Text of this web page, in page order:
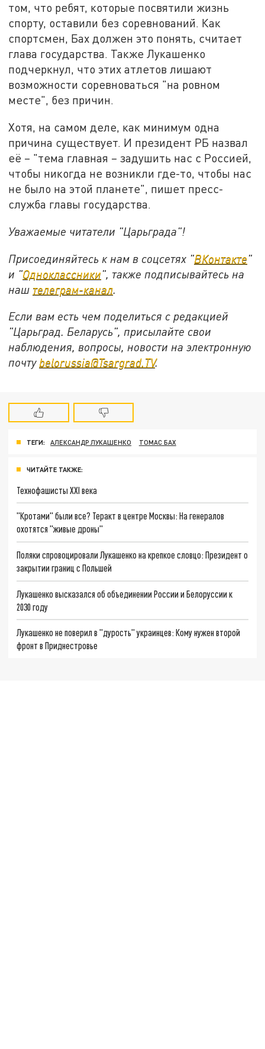
том, что ребят, которые посвятили жизнь
спорту, оставили без соревнований. Как
спортсмен, Бах должен это понять, считает
глава государства. Также Лукашенко
подчеркнул, что этих атлетов лишают
возможности соревноваться "на ровном
месте", без причин.
Хотя, на самом деле, как минимум одна
причина существует. И президент РБ назвал
её – "тема главная – задушить нас с Россией,
чтобы никогда не возникли где-то, чтобы нас
не было на этой планете", пишет пресс-
служба главы государства.
Уважаемые читатели "Царьграда"!
Присоединяйтесь к нам в соцсетях "ВКонтакте"
и "Одноклассники", также подписывайтесь на
наш телеграм-канал
Если вам есть чем поделиться с редакцией
"Царьград. Беларусь", присылайте свои
наблюдения, вопросы, новости на электронную
почту belorussia@Tsargrad.TV.
ТЕГИ: АЛЕКСАНДР ЛУКАШЕНКО ТОМАС БАХ
ЧИТАЙТЕ ТАКЖЕ:
Технофашисты XXI века
"Кротами" были все? Теракт в центре Москвы: На генералов
охотятся "живые дроны"
Поляки спровоцировали Лукашенко на крепкое словцо: Президент о
закрытии границ с Польшей
Лукашенко высказался об объединении России и Белоруссии к
2030 году
Лукашенко не поверил в "дурость" украинцев: Кому нужен второй
фронт в Приднестровье